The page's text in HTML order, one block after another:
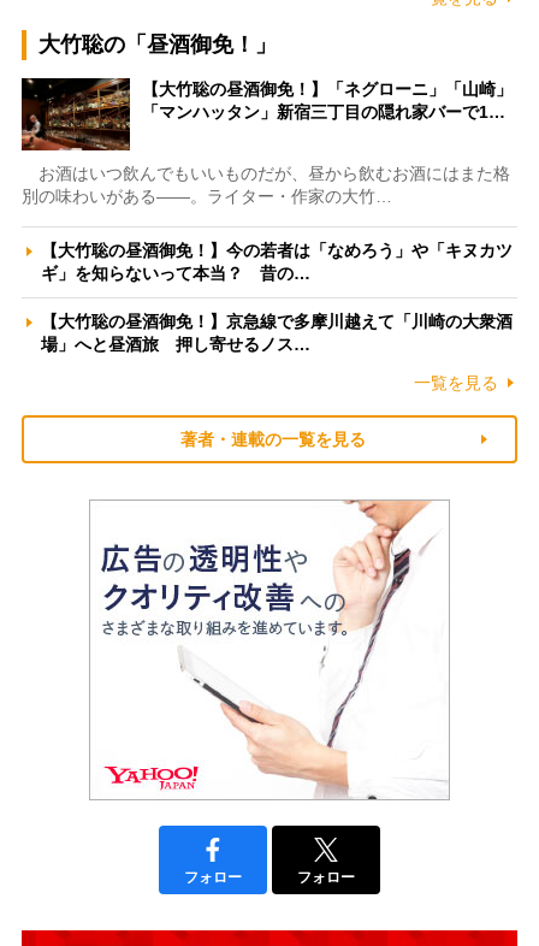
大竹聡の「昼酒御免！」
【大竹聡の昼酒御免！】「ネグローニ」「山崎」
「マンハッタン」新宿三丁目の隠れ家バーで1…
お酒はいつ飲んでもいいものだが、昼から飲むお酒にはまた格
別の味わいがある――。ライター・作家の大竹…
【大竹聡の昼酒御免！】今の若者は「なめろう」や「キヌカツ
ギ」を知らないって本当？ 昔の…
【大竹聡の昼酒御免！】京急線で多摩川越えて「川崎の大衆酒
場」へと昼酒旅 押し寄せるノス…
一覧を見る
著者・連載の一覧を見る
フォロー フォロー